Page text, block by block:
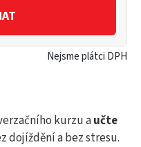
Nejsme plátci DPH
kurzu aučte
dojíždění a bez stresu.